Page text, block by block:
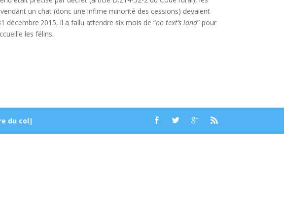
un chat (donc une infime minorité des cessions) devaient
décembre 2015, il a fallu attendre six mois de “no text’s land” pour
les félins.
du col|